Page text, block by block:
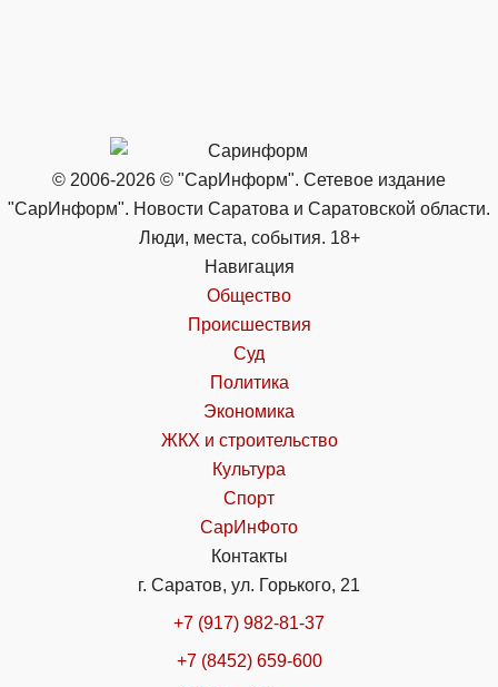
© 2006-2026 © "СарИнформ". Сетевое издание
"СарИнформ". Новости Саратова и Саратовской области.
Люди, места, события. 18+
Навигация
Общество
Происшествия
Суд
Политика
Экономика
ЖКХ и строительство
Культура
Спорт
СарИнФото
Контакты
г. Саратов, ул. Горького, 21
+7 (917) 982-81-37
+7 (8452) 659-600